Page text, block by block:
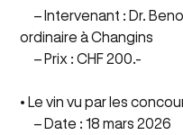
– Intervenant : Dr.
ordinaire à Changins
– Prix : CHF 200.-
• Le vin vu par les
– Date : 18 mars 2026